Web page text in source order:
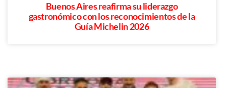
Buenos Aires reafirma su liderazgo
gastronómico con los reconocimientos de la
Guía Michelin 2026